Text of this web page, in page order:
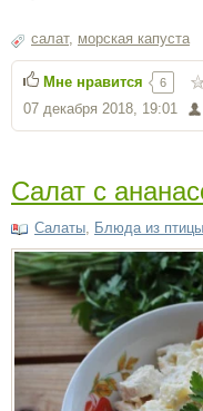
салат, морская капуста
07 декабря 2018, 19:01
Мне нравится 6
Салат с
Салаты Блюда из птицы